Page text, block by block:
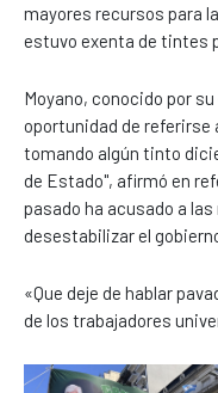
mayores recursos para
estuvo exenta de tintes
Moyano, conocido por
oportunidad de referirse
tomando algún tinto
de Estado", afirmó en
pasado ha acusado a
desestabilizar el
«Que deje de hablar
de los trabajadores